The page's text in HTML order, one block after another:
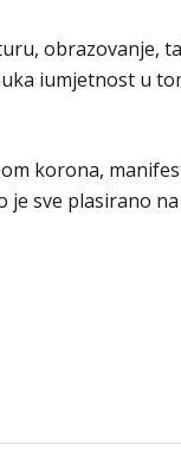
obrazovanje,
iumjetnost u
korona,
je sve plasirano